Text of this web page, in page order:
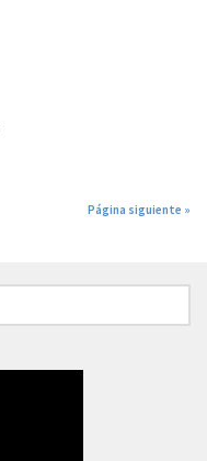
Página siguiente »